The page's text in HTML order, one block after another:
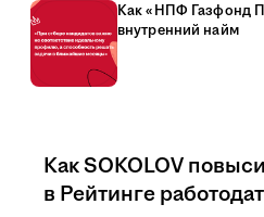
Как «НПФ Газфонд
внутренний найм
Как SOKOLOV
в Рейтинге